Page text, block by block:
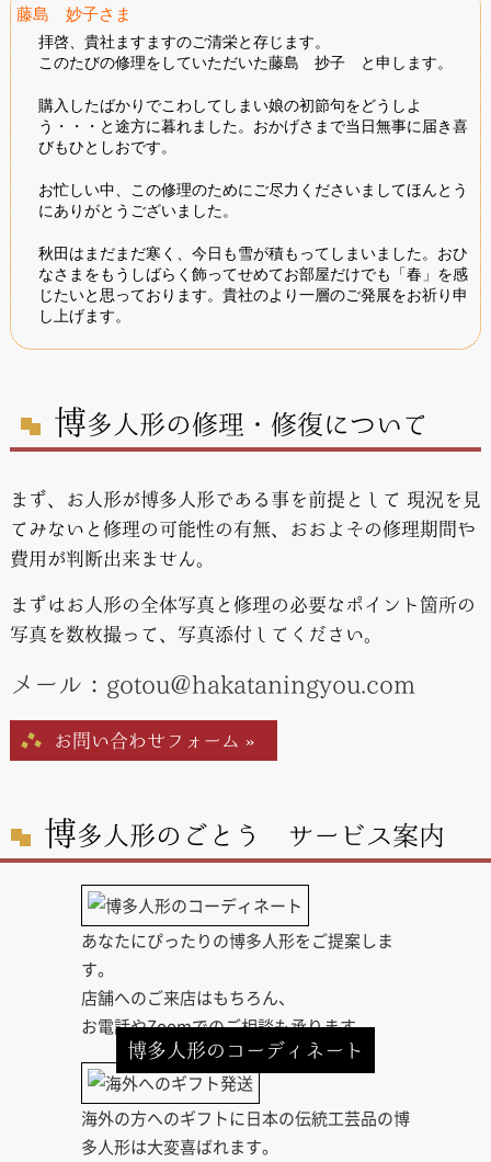
藤島 妙子さま
拝啓、貴社ますますのご清栄と存じます。
このたびの修理をしていただいた藤島 抄子 と申します。
購入したばかりでこわしてしまい娘の初節句をどうしよ
う・・・と途方に暮れました。おかげさまで当日無事に届き喜
びもひとしおです。
お忙しい中、この修理のためにご尽力くださいましてほんとう
にありがとうございました。
秋田はまだまだ寒く、今日も雪が積もってしまいました。おひ
なさまをもうしばらく飾ってせめてお部屋だけでも「春」を感
じたいと思っております。貴社のより一層のご発展をお祈り申
し上げます。
博多人形の修理・修復について
まず、お人形が博多人形である事を前提として 現況を見
てみないと修理の可能性の有無、おおよその修理期間や
費用が判断出来ません。
まずはお人形の全体写真と修理の必要なポイント箇所の
写真を数枚撮って、写真添付してください。
メール：gotou@hakataningyou.com
お問い合わせフォーム »
博多人形のごとう サービス案内
博多人形のコーディネート
あなたにぴったりの博多人形をご提案しま
す。
店舗へのご来店はもちろん、
お電話やZoomでのご相談も承ります。
海外の方へのギフトに日本の伝統工芸品の博
多人形は大変喜ばれます。